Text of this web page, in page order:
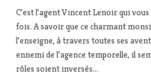
C’est l’agent Vincent Lenoir qui
fois. A savoir que ce charmant
l’enseigne, à travers toutes ses
ennemi de l’agence temporelle, il
rôles soient inversés…